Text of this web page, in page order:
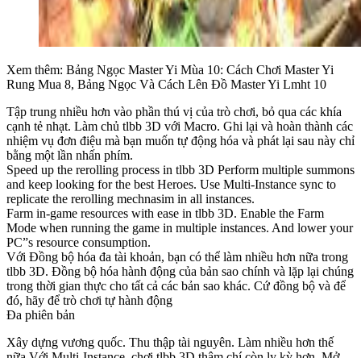
Xem thêm: Bảng Ngọc Master Yi Mùa 10: Cách Chơi Master Yi
Rung Mua 8, Bảng Ngọc Và Cách Lên Đồ Master Yi Lmht 10
Tập trung nhiều hơn vào phần thú vị của trò chơi, bỏ qua các khía
cạnh tẻ nhạt. Làm chủ tlbb 3D với Macro. Ghi lại và hoàn thành các
nhiệm vụ đơn điệu mà bạn muốn tự động hóa và phát lại sau này chỉ
bằng một lần nhấn phím.
Speed up the rerolling process in tlbb 3D Perform multiple summons
and keep looking for the best Heroes. Use Multi-Instance sync to
replicate the rerolling mechnasim in all instances.
Farm in-game resources with ease in tlbb 3D. Enable the Farm
Mode when running the game in multiple instances. And lower your
PC”s resource consumption.
Với Đồng bộ hóa đa tài khoản, bạn có thể làm nhiều hơn nữa trong
tlbb 3D. Đồng bộ hóa hành động của bản sao chính và lặp lại chúng
trong thời gian thực cho tất cả các bản sao khác. Cứ đồng bộ và để
đó, hãy để trò chơi tự hành động
Đa phiên bản
Xây dựng vương quốc. Thu thập tài nguyên. Làm nhiều hơn thế